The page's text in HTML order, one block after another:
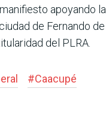
apoyando la
de Fernando de
del PLRA.
#Caacupé